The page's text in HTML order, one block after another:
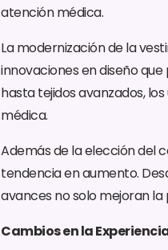
atención médica.
La modernización de la
innovaciones en diseño
hasta tejidos avanzados,
médica.
Además de la elección del
tendencia en aumento.
avances no solo mejoran
Cambios en la